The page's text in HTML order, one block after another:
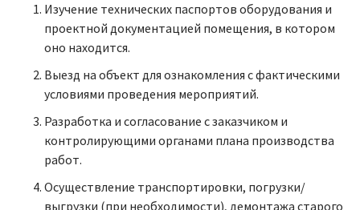
Изучение технических паспортов оборудования и
проектной документацией помещения, в котором
оно находится.
Выезд на объект для ознакомления с фактическими
условиями проведения мероприятий.
Разработка и согласование с заказчиком и
контролирующими органами плана производства
работ.
Осуществление транспортировки, погрузки/
выгрузки (при необходимости), демонтажа старого